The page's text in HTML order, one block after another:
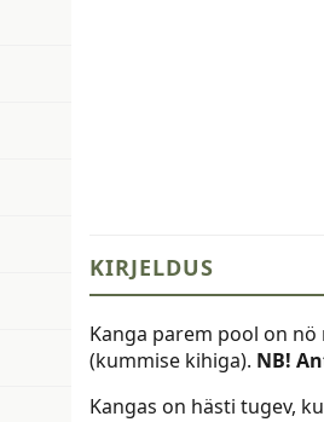
KIRJELDUS
Kanga parem pool on
(kummise kihiga). NB!
Kangas on hästi tugev,